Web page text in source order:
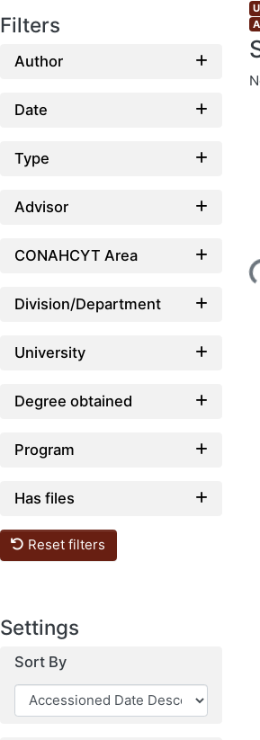
Filters
Author
Date
Type
Advisor
CONAHCYT Area
Division/Department
University
Degree obtained
Program
Has files
Reset filters
Settings
Sort By